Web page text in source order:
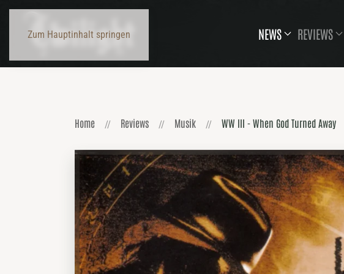
Zum Hauptinhalt springen NEWS REVIEWS
Home Reviews Musik WW III - When God Turned Away